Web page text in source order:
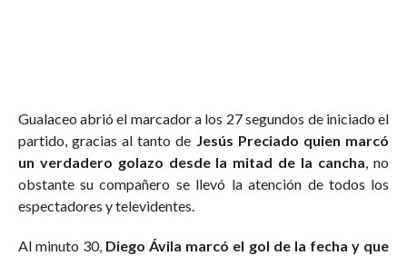
Gualaceo abrió el marcador a los 27 segundos de iniciado el
partido, gracias al tanto de Jesús Preciado quien marcó
un verdadero golazo desde la mitad de la cancha, no
obstante su compañero se llevó la atención de todos los
espectadores y televidentes.
Al minuto 30, Diego Ávila marcó el gol de la fecha y que